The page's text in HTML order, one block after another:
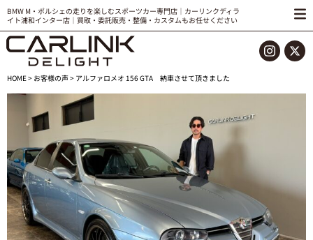
BMW M・ポルシェの走りを楽しむスポーツカー専門店｜カーリンクディラ
イト浦和インター店｜買取・委託販売・整備・カスタムもお任せください
HOME> お客様の声> アルファロメオ 156 GTA 納車させて頂きました